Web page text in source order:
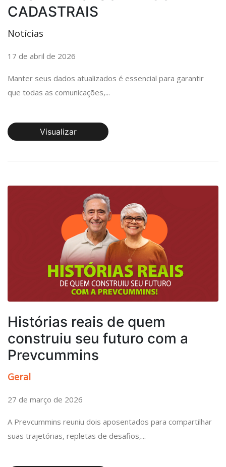
CADASTRAIS
Notícias
17 de abril de 2026
Manter seus dados atualizados é essencial para garantir
que todas as comunicações,...
Visualizar
Histórias reais de quem
construiu seu futuro com a
Prevcummins
Geral
27 de março de 2026
A Prevcummins reuniu dois aposentados para compartilhar
suas trajetórias, repletas de desafios,...